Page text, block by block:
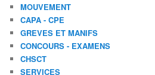
MOUVEMENT
CAPA - CPE
GREVES ET MANIFS
CONCOURS - EXAMENS
CHSCT
SERVICES